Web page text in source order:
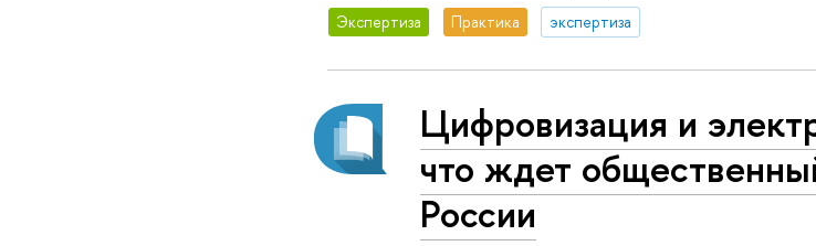
Экспертиза Практика экспертиза
Цифровизация и
что ждет
России